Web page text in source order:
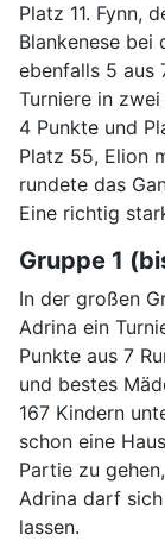
Platz 11. Fynn,
Blankenese bei
ebenfalls 5 aus
Turniere in
4 Punkte und
Platz 55, Elion
rundete das
Eine richtig
Gruppe 1
In der großen
Adrina ein
Punkte aus 7
und bestes
167 Kindern
schon eine
Partie zu
Adrina darf
lassen.